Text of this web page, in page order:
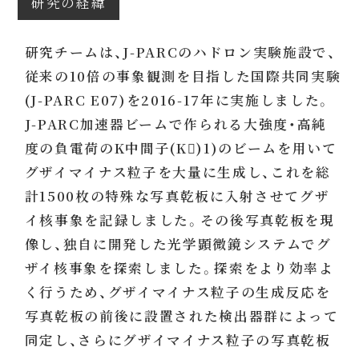
研究チームは、J-PARCのハドロン実験施設で、
従来の10倍の事象観測を目指した国際共同実験
(J-PARC E07)を2016-17年に実施しました。
J-PARC加速器ビームで作られる大強度・高純
度の負電荷のK中間子(K)1)のビームを用いて
グザイマイナス粒子を大量に生成し、これを総
計1500枚の特殊な写真乾板に入射させてグザ
イ核事象を記録しました。その後写真乾板を現
像し、独自に開発した光学顕微鏡システムでグ
ザイ核事象を探索しました。探索をより効率よ
く行うため、グザイマイナス粒子の生成反応を
写真乾板の前後に設置された検出器群によって
同定し、さらにグザイマイナス粒子の写真乾板